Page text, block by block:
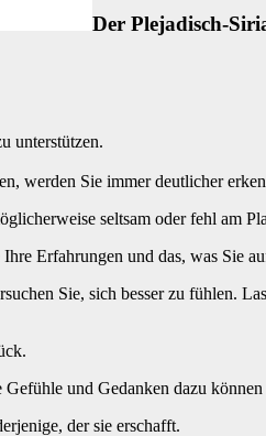
Der Plejadisch-
unterstützen.
werden Sie immer deutlicher
seltsam oder fehl am
Erfahrungen und das, was Sie
Sie, sich besser zu fühlen.
und Gedanken dazu können
der sie erschafft.